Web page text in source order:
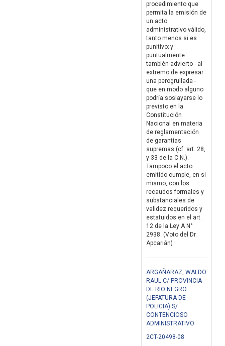
procedimiento que
permita la emisión de
un acto
administrativo válido,
tanto menos si es
punitivo; y
puntualmente
también advierto - al
extremo de expresar
una perogrullada -
que en modo alguno
podría soslayarse lo
previsto en la
Constitución
Nacional en materia
de reglamentación
de garantías
supremas (cf. art. 28,
y 33 de la C.N.).
Tampoco el acto
emitido cumple, en si
mismo, con los
recaudos formales y
substanciales de
validez requeridos y
estatuidos en el art.
12 de la Ley A N°
2938. (Voto del Dr.
Apcarián)
ARGAÑARAZ, WALDO
RAUL C/ PROVINCIA
DE RIO NEGRO
(JEFATURA DE
POLICIA) S/
CONTENCIOSO
ADMINISTRATIVO
2CT-20498-08